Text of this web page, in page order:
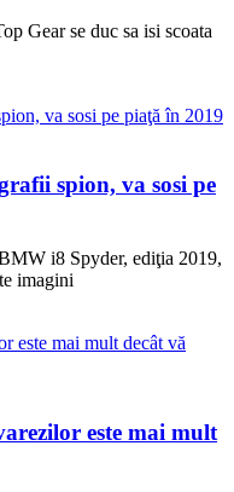
Gear se duc sa isi scoata
spion, va sosi pe
i8 Spyder, ediţia 2019,
imagini
este mai mult